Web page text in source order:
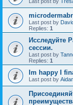
Last post by
Replies: 1
Исследуйте
сессии.
Last post by
Replies: 1
Im happy I
Last post by